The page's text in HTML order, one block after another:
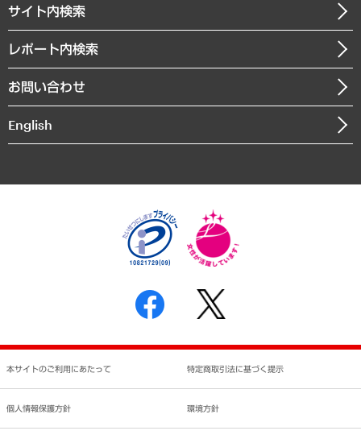
まちづくり・観光・交通・スポーツ・スマートシティ
自然資源・農林水産業・食料システム
メディア掲載・出演
沿革
組織図・本部部室紹介
インドネシア現地法人
個人情報保護方針
反社会的勢力に対する基本方針
書面による個人情報の開示等の請求の手続きについて
サイト内検索
レポート内検索
お問い合わせ
English
本サイトのご利用にあたって 特定商取引法に基づく提示
個人情報保護方針 環境方針